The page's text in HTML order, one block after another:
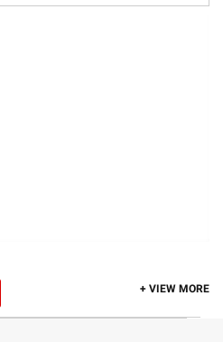
+ VIEW MORE